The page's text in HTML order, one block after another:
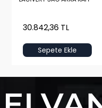
30.842,36 TL
Sepete Ekle